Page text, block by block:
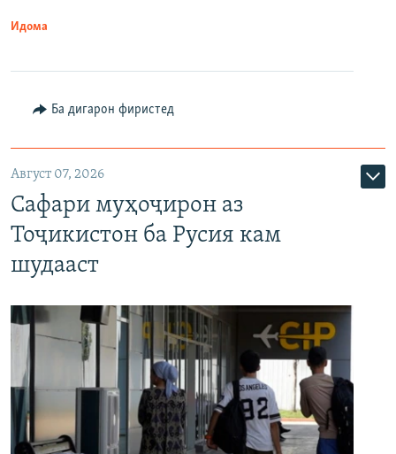
Идома
Ба дигарон фиристед
Август 07, 2026
Сафари муҳоҷирон аз
Тоҷикистон ба Русия кам
шудааст